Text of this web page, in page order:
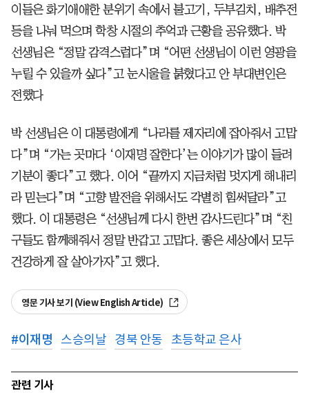
이들은 화기애애한 분위기 속에서 불고기, 두부김치, 배추전
등을 나눠 먹으며 학창 시절의 추억과 근황을 공유했다. 박
선생님은 “정말 감격스럽다”며 “어떤 선생님이 이런 영광을
누릴 수 있을까 싶다”고 눈시울을 붉혔다고 안 부대변인은
전했다
박 선생님은 이 대통령에게 “나라를 제자리에 잡아줘서 고맙
다”며 “가는 곳마다 ‘이재명 잘한다’는 이야기가 많이 들려
기분이 좋다”고 했다. 이어 “끝까지 지금처럼 멋지게 해내리
라 믿는다”며 “고향 발전을 위해서도 각별히 힘써달라”고
했다. 이 대통령은 “선생님께 다시 한번 감사드린다”며 “친
구들도 함께해줘서 정말 반갑고 고맙다. 좋은 세상에서 모두
건강하게 잘 살아가자”고 했다.
영문 기사 보기 (View English Article)
#이재명 스승의날 경북 안동 초등학교 은사
관련 기사